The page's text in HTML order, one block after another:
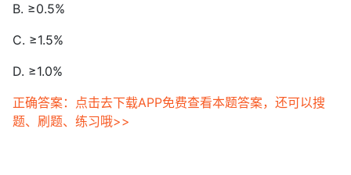
B. ≥0.5%
C. ≥1.5%
D. ≥1.0%
正确答案：点击去下载APP免费查看本题答案，还可以搜
题、刷题、练习哦>>